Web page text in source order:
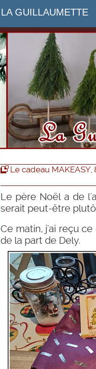
LA GUILLAUMETTE
Le cadeau
Le père Noël a de
serait peut-être
Ce matin, j'ai reçu
de la part de Dely.